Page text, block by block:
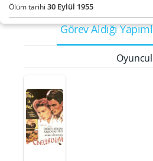
Ölüm tarihi 30 Eylül 1955
Görev Aldığı